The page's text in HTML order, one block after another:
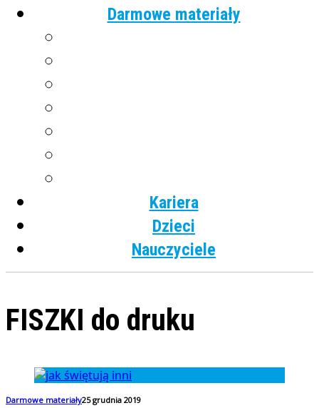
Darmowe materiały
Kariera
Dzieci
Nauczyciele
FISZKI do druku
Darmowe materiały25 grudnia 2019